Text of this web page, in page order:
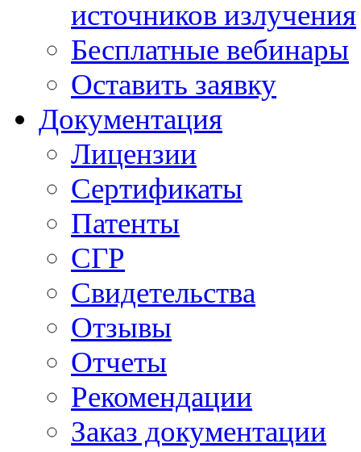
источников излучения
Бесплатные вебинары
Оставить заявку
Документация
Лицензии
Сертификаты
Патенты
СГР
Свидетельства
Отзывы
Отчеты
Рекомендации
Заказ документации